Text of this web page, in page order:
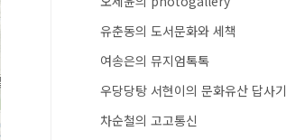
유춘동의 도서문화와 세책
여송은의 뮤지엄톡톡
우당당탕 서현이의 문화유산 답사기
차순철의 고고통신